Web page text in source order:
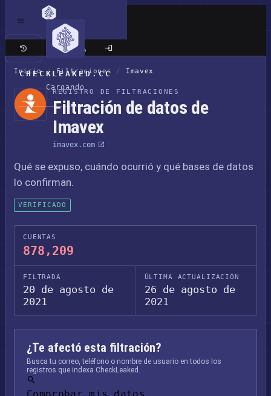
CHECKLEAKED.CC
Cargando
Sitio clásico
Inicio / Filtraciones / Imavex
REGISTRO DE FILTRACIONES
Filtración de datos de
Imavex
imavex.com
Qué se expuso, cuándo ocurrió y qué bases de datos
lo confirman.
VERIFICADO
CUENTAS
878,209
FILTRADA
20 de agosto de
2021
ÚLTIMA ACTUALIZACIÓN
26 de agosto de
2021
¿Te afectó esta filtración?
Busca tu correo, teléfono o nombre de usuario en todos los
registros que indexa CheckLeaked.